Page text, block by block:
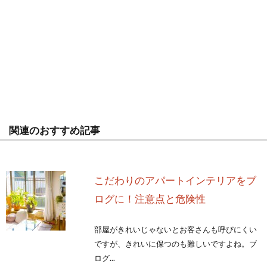
関連のおすすめ記事
こだわりのアパートインテリアをブ
ログに！注意点と危険性
部屋がきれいじゃないとお客さんも呼びにくい
ですが、きれいに保つのも難しいですよね。ブ
ログ...